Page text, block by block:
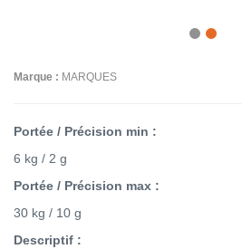
Marque : MARQUES
Portée / Précision min :
6 kg / 2 g
Portée / Précision max :
30 kg / 10 g
Descriptif :